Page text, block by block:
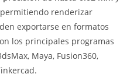
renderizar
exportarse en formatos
los principales programas
Maya, Fusion360,